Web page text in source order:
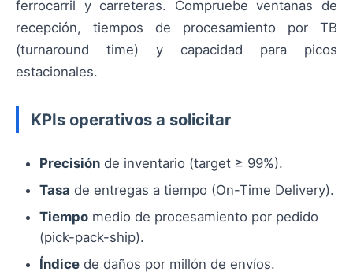
ferrocarril y carreteras. Compruebe ventanas de
recepción, tiempos de procesamiento por TB
(turnaround time) y capacidad para picos
estacionales.
KPIs operativos a solicitar
Precisión de inventario (target ≥ 99%).
Tasa de entregas a tiempo (On-Time Delivery).
Tiempo medio de procesamiento por pedido
(pick-pack-ship).
Índice de daños por millón de envíos.